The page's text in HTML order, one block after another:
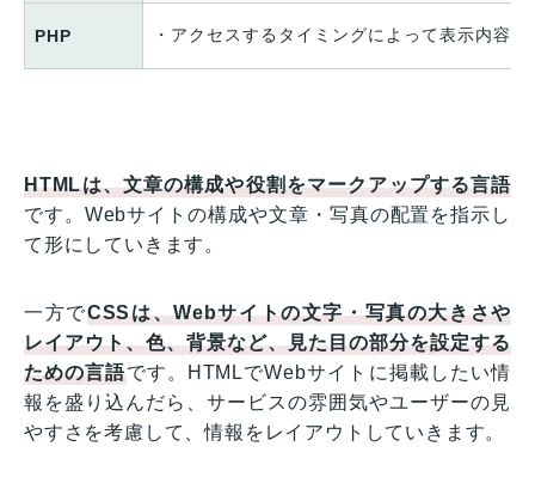
PHP ・アクセスするタイミングによって表示内容が
HTMLは、文章の構成や役割をマークアップする言語
です。Webサイトの構成や文章・写真の配置を指示し
て形にしていきます。
一方でCSSは、Webサイトの文字・写真の大きさや
レイアウト、色、背景など、見た目の部分を設定する
ための言語です。HTMLでWebサイトに掲載したい情
報を盛り込んだら、サービスの雰囲気やユーザーの見
やすさを考慮して、情報をレイアウトしていきます。